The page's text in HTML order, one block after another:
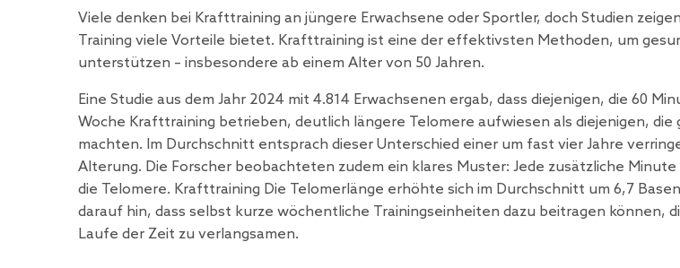
Viele denken bei Krafttraining an jüngere Erwachsene oder Sportler, doch Studien
Training viele Vorteile bietet. Krafttraining ist eine der effektivsten Methoden, um
unterstützen – insbesondere ab einem Alter von 50 Jahren.
Eine Studie aus dem Jahr 2024 mit 4.814 Erwachsenen ergab, dass diejenigen, die 60
Woche Krafttraining betrieben, deutlich längere Telomere aufwiesen als diejenigen, die
machten. Im Durchschnitt entsprach dieser Unterschied einer um fast vier Jahre
Alterung. Die Forscher beobachteten zudem ein klares Muster: Jede zusätzliche
die Telomere. Krafttraining Die Telomerlänge erhöhte sich im Durchschnitt um 6,7
darauf hin, dass selbst kurze wöchentliche Trainingseinheiten dazu beitragen können,
Laufe der Zeit zu verlangsamen.